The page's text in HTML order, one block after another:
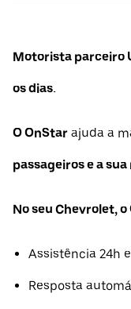
Motorista parceiro
os dias.
O OnStar ajuda a
passageiros e a
No seu Chevrolet,
Assistência 24h
Resposta